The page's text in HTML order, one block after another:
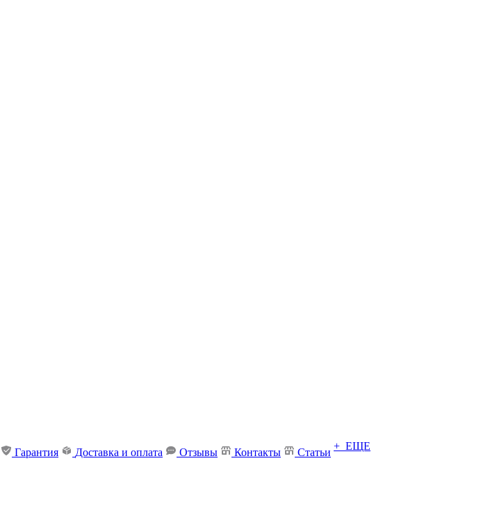
Гарантия Доставка и оплата Отзывы Контакты Статьи
+ ЕЩЕ